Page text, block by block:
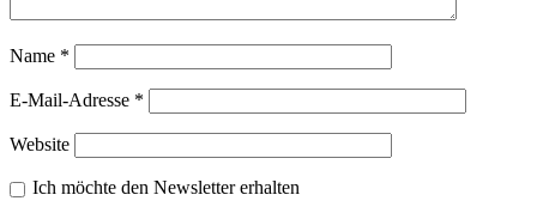
Name *
E-Mail-Adresse *
Website
Ich möchte den Newsletter erhalten